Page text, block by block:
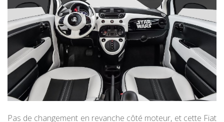
Pas de changement en revanche côté moteur, et cette Fiat